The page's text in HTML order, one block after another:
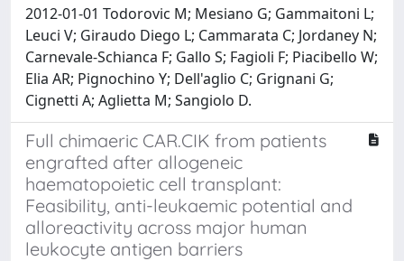
2012-01-01 Todorovic M; Mesiano G; Gammaitoni L;
Leuci V; Giraudo Diego L; Cammarata C; Jordaney N;
Carnevale-Schianca F; Gallo S; Fagioli F; Piacibello W;
Elia AR; Pignochino Y; Dell'aglio C; Grignani G;
Cignetti A; Aglietta M; Sangiolo D.
Full chimaeric CAR.CIK from patients
engrafted after allogeneic
haematopoietic cell transplant:
Feasibility, anti-leukaemic potential and
alloreactivity across major human
leukocyte antigen barriers